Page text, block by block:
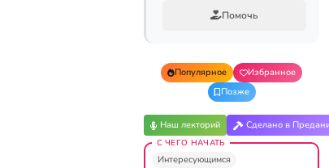
Помочь
Популярное
Избранное
Позже
Наш лекторий Сделано в
С ЧЕГО НАЧАТЬ
Интересующимся